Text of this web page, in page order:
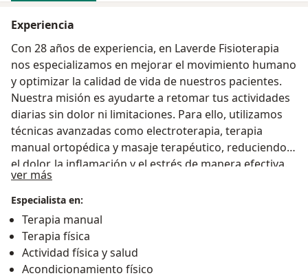
Experiencia
Con 28 años de experiencia, en Laverde Fisioterapia
nos especializamos en mejorar el movimiento humano
y optimizar la calidad de vida de nuestros pacientes.
Nuestra misión es ayudarte a retomar tus actividades
diarias sin dolor ni limitaciones. Para ello, utilizamos
técnicas avanzadas como electroterapia, terapia
manual ortopédica y masaje terapéutico, reduciendo
el dolor, la inflamación y el estrés de manera efectiva.
Diseñamos planes de tratamiento personalizados, y
combinamos conocimiento especializado con un trato
empático y cercano, guiándote en cada paso de tu
recuperación hasta lograr una rehabilitación
completa.
ver más
Especialista en:
Terapia manual
Terapia física
Actividad física y salud
Acondicionamiento físico